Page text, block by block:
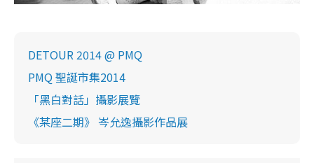
DETOUR 2014 @ PMQ
PMQ 聖誕市集2014
「黑白對話」攝影展覽
《某座二期》 岑允逸攝影作品展